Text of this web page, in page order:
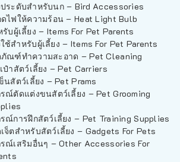
ระดับสำหรับนก – Bird Accessories
ไฟให้ความร้อน – Heat Light Bulb
บผู้เลี้ยง – Items For Pet Parents
ช้สำหรับผู้เลี้ยง – Items For Pet Parents
ณฑ์ทำความสะอาด – Pet Cleaning
ป๋าสัตว์เลี้ยง – Pet Carriers
นสัตว์เลี้ยง – Pet Prams
ณ์ตัดแต่งขนสัตว์เลี้ยง – Pet Grooming
ณ์การฝึกสัตว์เลี้ยง – Pet Training Supplies
จ็ตสำหรับสัตว์เลี้ยง – Gadgets For Pets
ณ์เสริมอื่นๆ – Other Accessories For